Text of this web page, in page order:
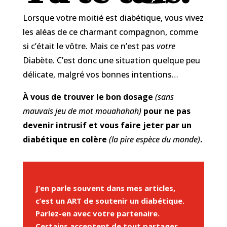
Lorsque votre moitié est diabétique, vous vivez
les aléas de ce charmant compagnon, comme
si c’était le vôtre. Mais ce n’est pas votre
Diabète. C’est donc une situation quelque peu
délicate, malgré vos bonnes intentions…
À vous de trouver le bon dosage (sans
mauvais jeu de mot mouahahah)pour ne pas
devenir intrusif et vous faire jeter par un
diabétique en colère (la pire espèce du monde).
J’en parle souvent dans mes articles,
c’est un ART de soutenir un diabétique.
Parlez-en avec votre partenaire.